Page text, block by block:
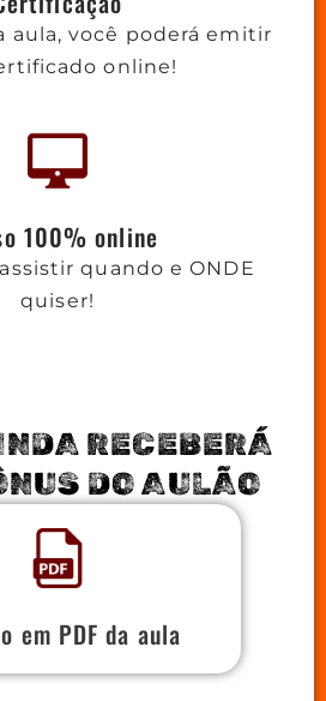
aula, você poderá emitir
online!
100% online
quando e ONDE
quiser!
RECEBERÁ
DO AULÃO
em PDF da aula